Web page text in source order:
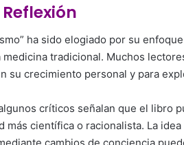
ha sido elogiado por su
medicina tradicional. Muchos
su crecimiento personal y para
críticos señalan que el libro
más científica o racionalista. La